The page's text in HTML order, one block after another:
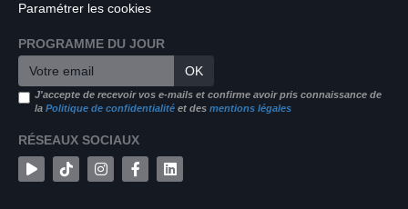
Paramétrer les cookies
PROGRAMME DU JOUR
OK
J'accepte de recevoir vos e-mails et confirme avoir pris connaissance de
la Politique de confidentialité et des mentions légales
RÉSEAUX SOCIAUX